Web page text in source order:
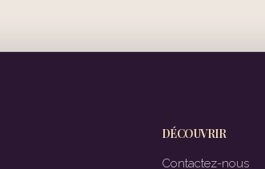
DÉCOUVRIR
Contactez-nous